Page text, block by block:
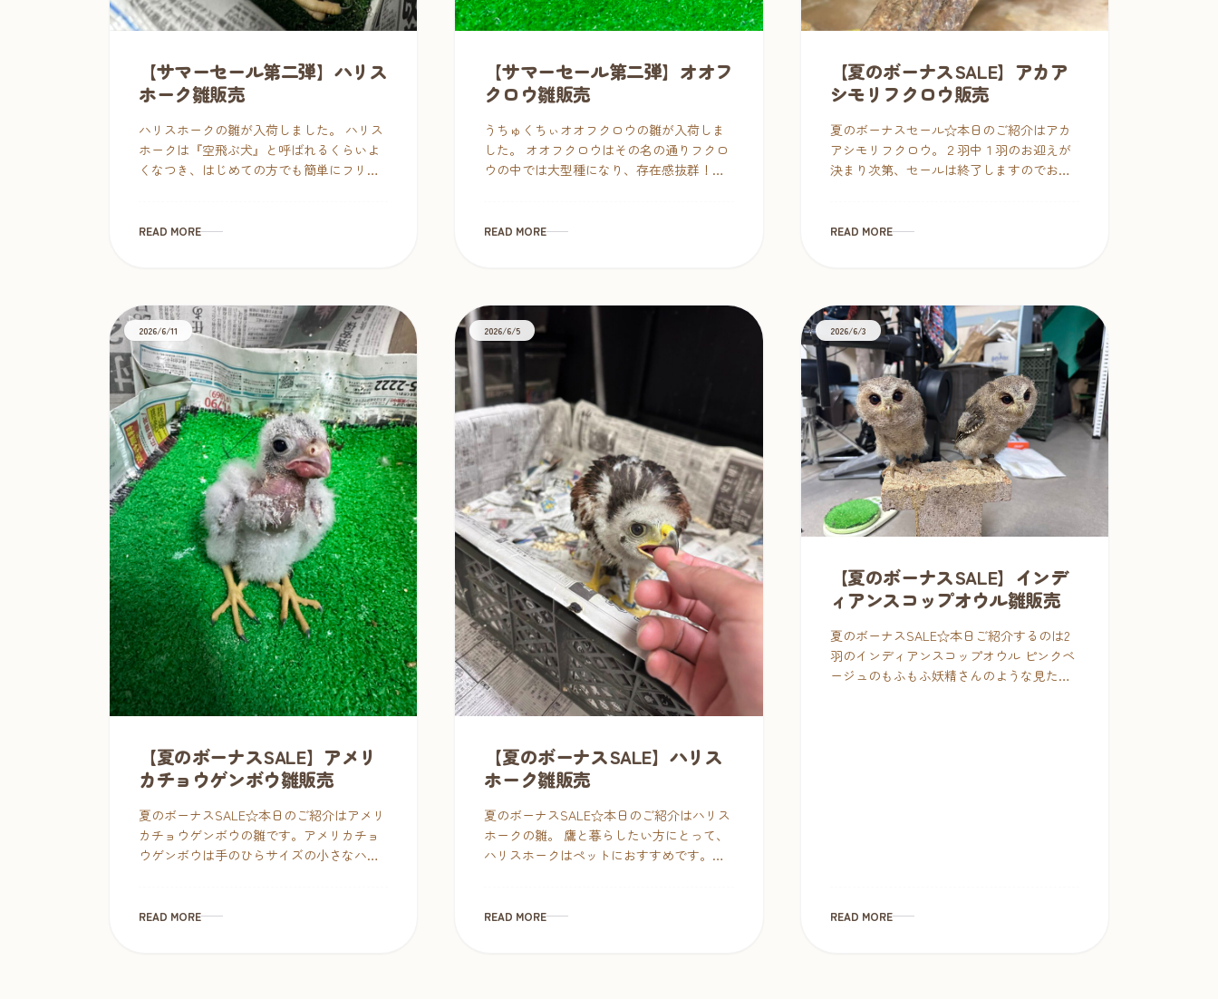
【サマーセール第二弾】ハリス
ホーク雛販売
ハリスホークの雛が入荷しました。 ハリス
ホークは『空飛ぶ犬』と呼ばれるくらいよ
くなつき、はじめての方でも簡単にフリー
で鷹隼をお迎えしていただい […]
READ MORE
【サマーセール第二弾】オオフ
クロウ雛販売
うちゅくちぃオオフクロウの雛が入荷しま
した。 オオフクロウはその名の通りフクロ
ウの中では大型種になり、存在感抜群！と
瞳が愛らしく、複雑な模様がと […]
READ MORE
【夏のボーナスSALE】アカア
シモリフクロウ販売
夏のボーナスセール☆本日のご紹介はアカ
アシモリフクロウ。２羽中１羽のお迎えが
決まり次第、セールは終了しますのでお早
ーダー模様が特徴で、きゅるる […]
READ MORE
2026/6/11
【夏のボーナスSALE】アメリ
カチョウゲンボウ雛販売
夏のボーナスSALE☆本日のご紹介はアメリ
カチョウゲンボウの雛です。アメリカチョ
ウゲンボウは手のひらサイズの小さなハヤ
が合えばご飯をおねだり。 […]
READ MORE
2026/6/5
【夏のボーナスSALE】ハリス
ホーク雛販売
夏のボーナスSALE☆本日のご紹介はハリス
ホークの雛。 鷹と暮らしたい方にとって、
ハリスホークはペットにおすすめです。と
方でもフリーフライトを […]
READ MORE
2026/6/3
【夏のボーナスSALE】インデ
ィアンスコップオウル雛販売
夏のボーナスSALE☆本日ご紹介するのは2
羽のインディアンスコップオウル ピンクベ
ージュのもふもふ妖精さんのような見た目
READ MORE